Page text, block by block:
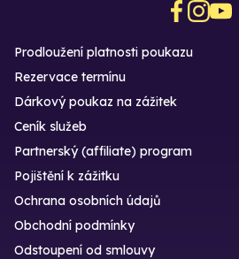
Prodloužení platnosti poukazu
Rezervace termínu
Dárkový poukaz na zážitek
Ceník služeb
Partnerský (affiliate) program
Pojištění k zážitku
Ochrana osobních údajů
Obchodní podmínky
Odstoupení od smlouvy